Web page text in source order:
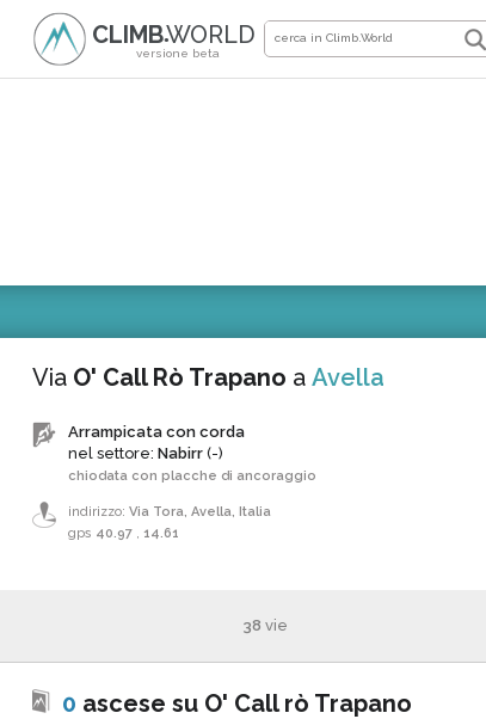
versione beta
CLIMB●WORLD
Via O' Call Rò Trapano a Avella
Arrampicata con corda
nel settore: Nabirr (-)
chiodata con placche di ancoraggio
indirizzo: Via Tora, Avella, Italia
gps 40.97 , 14.61
38 vie
0 ascese su O' Call rò Trapano